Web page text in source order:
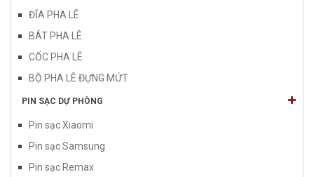
ĐĨA PHA LÊ
BÁT PHA LÊ
CỐC PHA LÊ
BỘ PHA LÊ ĐỰNG MỨT
PIN SẠC DỰ PHÒNG
Pin sạc Xiaomi
Pin sạc Samsung
Pin sạc Remax